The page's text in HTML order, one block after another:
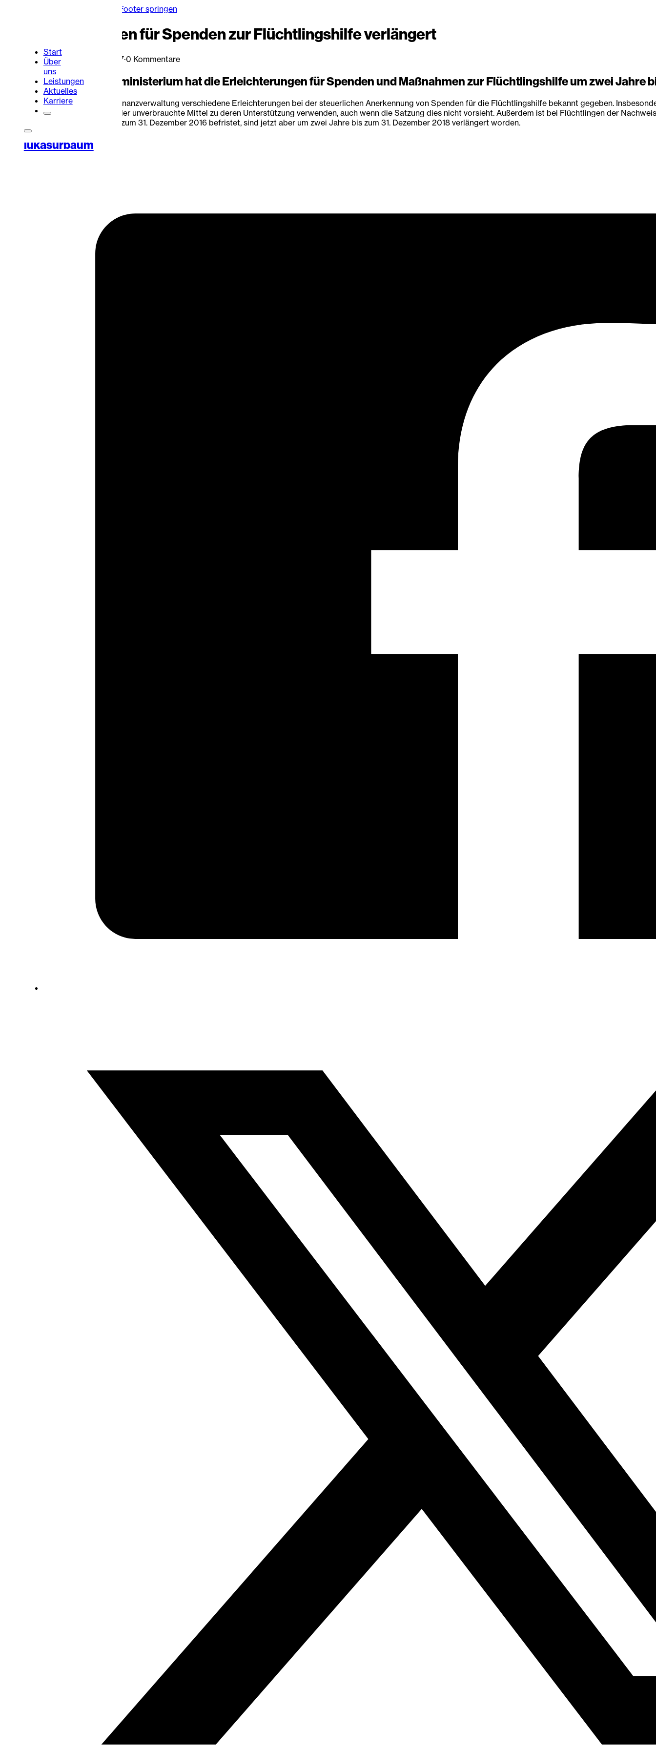
Zum Footer springen
Start
Über
uns
Leistungen
Aktuelles
Karriere
Erleichterungen für Spenden zur Flüchtlingshilfe verlängert
Lukas Urbaum 24. Juli 2017·0 Kommentare
Das Bundesfinanzministerium hat die Erleichterungen für Spenden und Maßnahmen zur Flüchtlingshilfe um zwei Jahre
Im Herbst 2015 hatte die Finanzverwaltung verschiedene Erleichterungen bei der steuerlichen Anerkennung von Spenden für die Flüchtlingshilfe bekannt gegeben.
für Flüchtlinge sammeln oder unverbrauchte Mittel zu deren Unterstützung verwenden, auch wenn die Satzung dies nicht vorsieht. Außerdem ist bei Flüchtlingen der
Erleichterungen waren bis zum 31. Dezember 2016 befristet, sind jetzt aber um zwei Jahre bis zum 31. Dezember 2018 verlängert worden.
lukasurbaum